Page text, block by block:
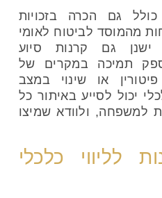
כולל גם הכרה בזכויות
מהמוסד לביטוח לאומי
גם קרנות סיוע
תמיכה במקרים של
או שינוי במצב
יכול לסייע באיתור כל
למשפחה, ולוודא שמיצו
לליווי כלכלי